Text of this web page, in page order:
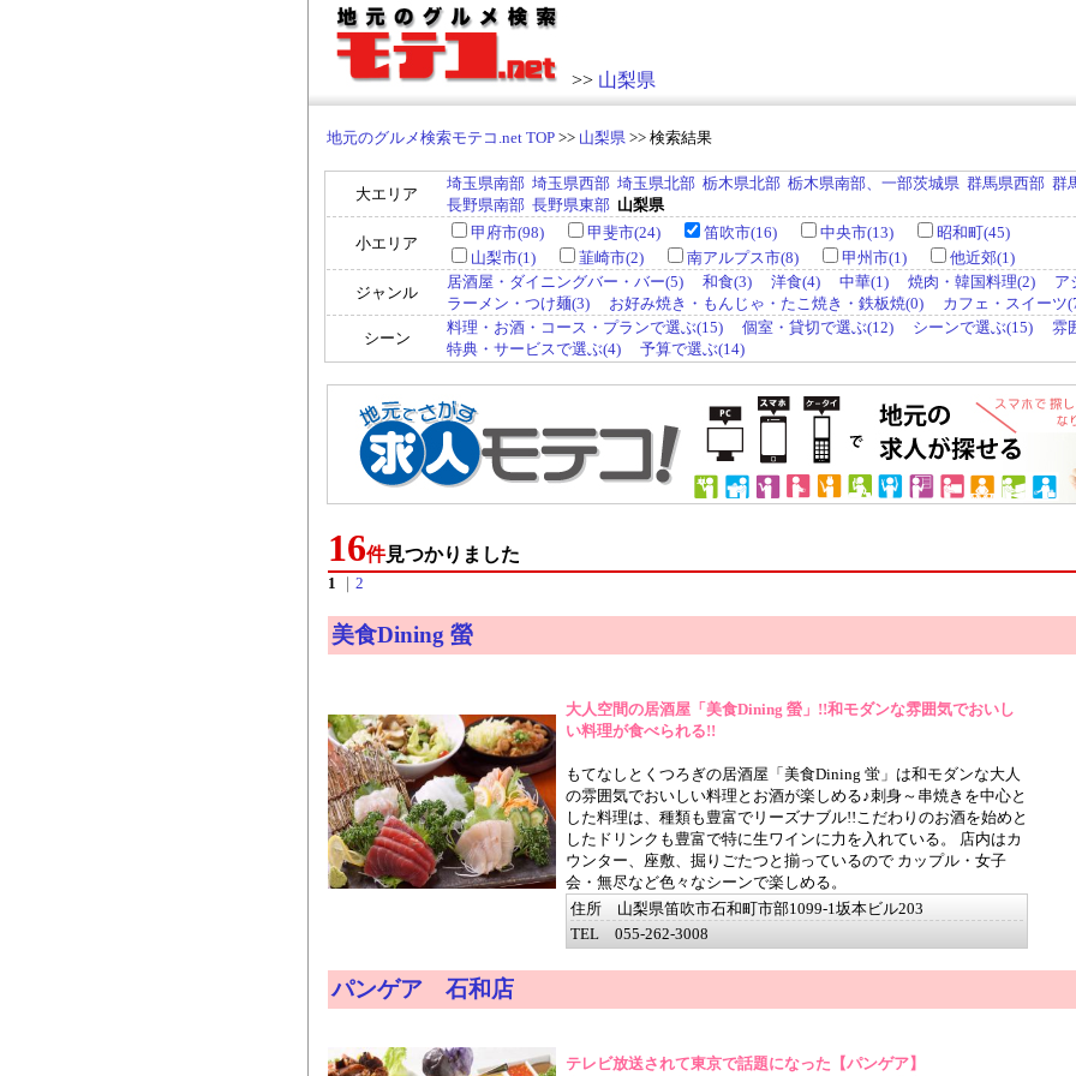
>> 山梨県
地元のグルメ検索モテコ.net TOP >> 山梨県 >> 検索結果
大エリア
埼玉県南部 埼玉県西部 埼玉県北部 栃木県北部 栃木県南部、一部茨城県 群馬県西部 群
長野県南部 長野県東部 山梨県
小エリア
甲府市(98) 甲斐市(24) 笛吹市(16) 中央市(13)
昭和町(45)
山梨市(1)
韮崎市(2) 南アルプス市(8) 甲州市(1) 他近郊(1)
ジャンル
居酒屋・ダイニングバー・バー(5) 和食(3) 洋食(4) 中華(1) 焼肉・韓国料理(2)
ア
ラーメン・つけ麺(3)
お好み焼き・もんじゃ・たこ焼き・鉄板焼(0)
カフェ・スイーツ
シーン
料理・お酒・コース・プランで選ぶ(15) 個室・貸切で選ぶ(12) シーンで選ぶ(15)
雰
特典・サービスで選ぶ(4)
予算で選ぶ(14)
16件見つかりました
1
｜ 2
美食Dining 螢
大人空間の居酒屋「美食Dining 螢」!!和モダンな雰囲気でおいし
い料理が食べられる!!
もてなしとくつろぎの居酒屋「美食Dining 蛍」は和モダンな大人
の雰囲気でおいしい料理とお酒が楽しめる♪刺身～串焼きを中心と
した料理は、種類も豊富でリーズナブル!!こだわりのお酒を始めと
したドリンクも豊富で特に生ワインに力を入れている。 店内はカ
ウンター、座敷、掘りごたつと揃っているので カップル・女子
会・無尽など色々なシーンで楽しめる。
住所 山梨県笛吹市石和町市部1099-1坂本ビル203
TEL 055-262-3008
パンゲア 石和店
テレビ放送されて東京で話題になった【パンゲア】